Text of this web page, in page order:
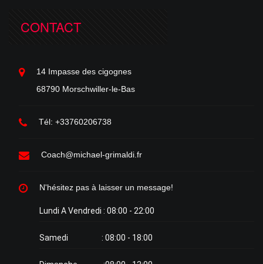
CONTACT
14 Impasse des cigognes
68790 Morschwiller-le-Bas
Tél: +33760206738
Coach@michael-grimaldi.fr
N'hésitez pas à laisser un message!
Lundi A Vendredi : 08:00 - 22:00
Samedi : 08:00 - 18:00